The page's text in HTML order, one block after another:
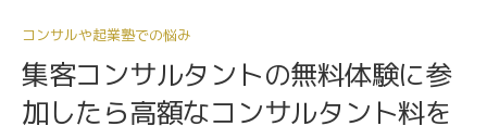
コンサルや起業塾での悩み
集客コンサルタントの無料体験に参
加したら高額なコンサルタント料を